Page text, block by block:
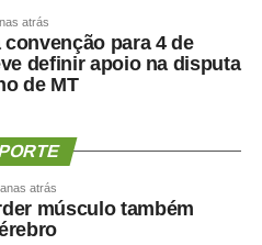
e os 3º Jogos
a programação do
pela Prefeitura de Sinop,
de 30 de agosto a 14
das festividades será
atrás
convenção para 4 de
definir apoio na disputa
de MT
atrás
músculo também